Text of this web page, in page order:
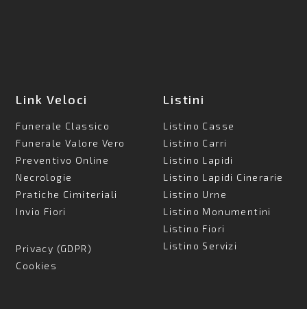
Link Veloci
Funerale Classico
Funerale Valore Vero
Preventivo Online
Necrologie
Pratiche Cimiteriali
Invio Fiori
Privacy (GDPR)
Cookies
Listini
Listino Casse
Listino Carri
Listino Lapidi
Listino Lapidi Cinerarie
Listino Urne
Listino Monumentini
Listino Fiori
Listino Servizi